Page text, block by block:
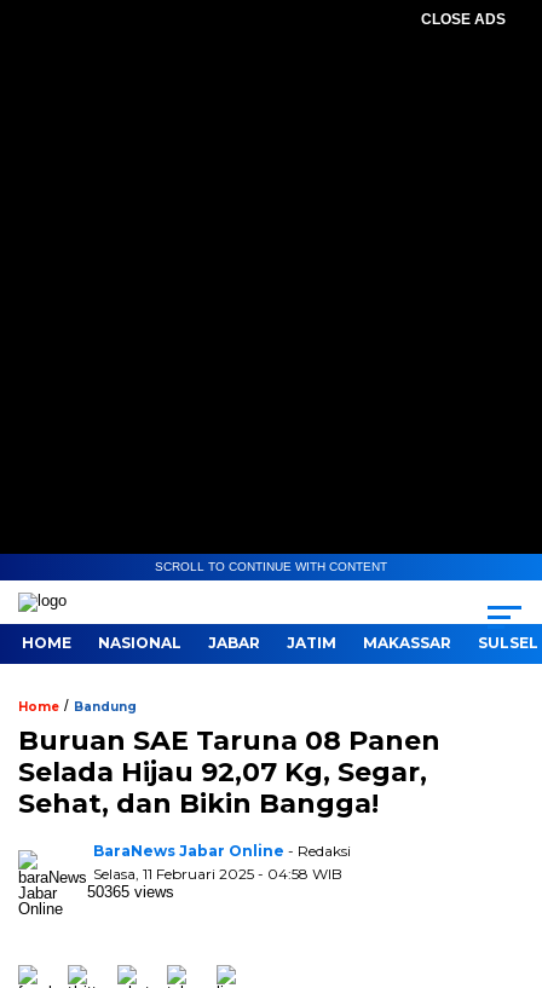
CLOSE ADS
SCROLL TO CONTINUE WITH CONTENT
HOME NASIONAL JABAR JATIM MAKASSAR SULSEL
Home / Bandung
Buruan SAE Taruna 08 Panen
Selada Hijau 92,07 Kg, Segar,
Sehat, dan Bikin Bangga!
BaraNews Jabar Online - Redaksi
Selasa, 11 Februari 2025 - 04:58 WIB
50365 views